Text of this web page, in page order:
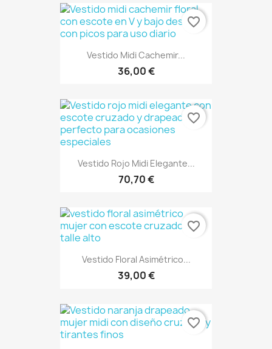
Vestido Midi Cachemir...
36,00 €
favorite_border
Vestido Rojo Midi Elegante...
70,70 €
favorite_border
Vestido Floral Asimétrico...
39,00 €
favorite_border
favorite_border